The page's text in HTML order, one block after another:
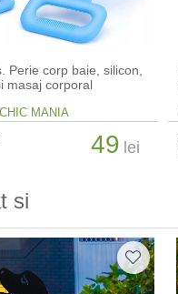
Perie corp baie, silicon,
masaj corporal
CHIC MANIA
49 lei
si